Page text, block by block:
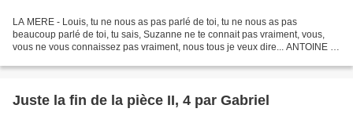
LA MERE - Louis, tu ne nous as pas parlé de toi, tu ne nous as pas
beaucoup parlé de toi, tu sais, Suzanne ne te connait pas vraiment, vous,
vous ne vous connaissez pas vraiment, nous tous je veux dire... ANTOINE -
Juste la fin de la pièce II, 4 par Gabriel